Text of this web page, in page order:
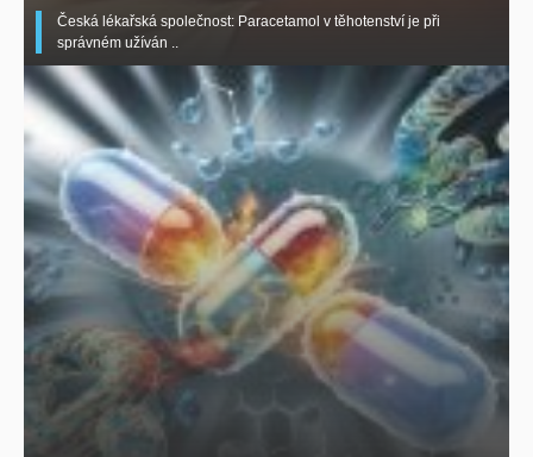
Česká lékařská společnost: Paracetamol v těhotenství je při
správném užíván ..